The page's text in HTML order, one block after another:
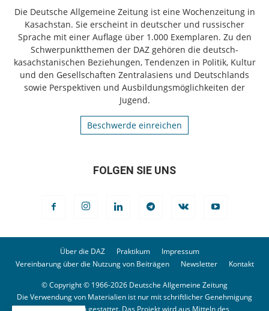
Die Deutsche Allgemeine Zeitung ist eine Wochenzeitung in
Kasachstan. Sie erscheint in deutscher und russischer
Sprache mit einer Auflage über 1.000 Exemplaren. Zu den
Schwerpunktthemen der DAZ gehören die deutsch-
kasachstanischen Beziehungen, Tendenzen in Politik, Kultur
und den Gesellschaften Zentralasiens und Deutschlands
sowie Perspektiven und Ausbildungsmöglichkeiten der
Jugend.
Beschwerde einreichen
FOLGEN SIE UNS
Über die DAZ Praktikum
Impressum
Vereinbarung über die Nutzung von Beiträgen
Newsletter Kontakt
© Copyright © 1966-2026 Deutsche Allgemeine Zeitung
Die Verwendung von Materialien ist nur mit schriftlicher Genehmigung